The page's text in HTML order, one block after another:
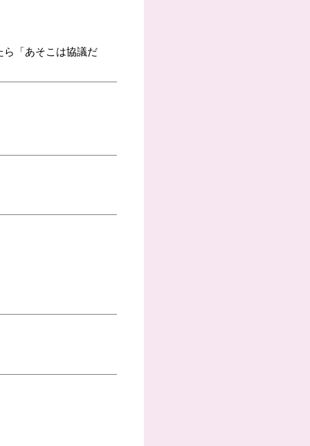
ら「あそこは協議だ